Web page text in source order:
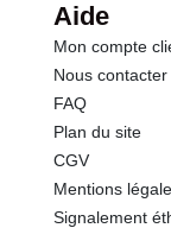
Aide
Mon compte
Nous contacter
FAQ
Plan du site
CGV
Mentions
Signalement